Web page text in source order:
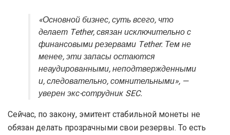
«Основной бизнес, суть всего, что
делает Tether, связан исключительно с
финансовыми резервами Tether. Тем не
менее, эти запасы остаются
неаудированными, неподтвержденными
и, следовательно, сомнительными», —
уверен экс-сотрудник SEC.
Сейчас, по закону, эмитент стабильной монеты не
обязан делать прозрачными свои резервы. То есть